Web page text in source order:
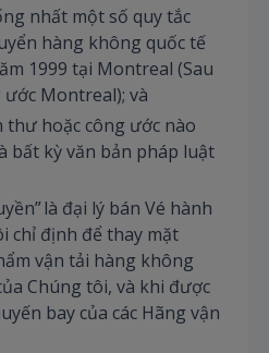
nhất một số quy tắc
hàng không quốc tế
1999 tại Montreal (Sau
Montreal); và
hoặc công ước nào
bất kỳ văn bản pháp luật
là đại lý bán Vé hành
chỉ định để thay mặt
vận tải hàng không
Chúng tôi, và khi được
bay của các Hãng vận